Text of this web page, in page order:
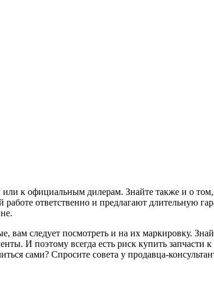
к официальным дилерам. Знайте также и о
работе ответственно и предлагают длительную
вам следует посмотреть и на их маркировку.
И поэтому всегда есть риск купить запчасти
сами? Спросите совета у продавца-